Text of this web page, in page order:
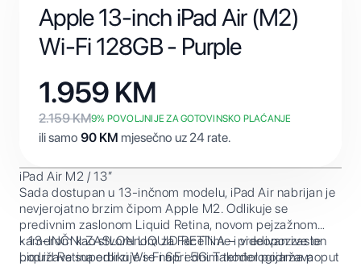
Apple 13-inch iPad Air (M2)
Wi-Fi 128GB - Purple
1.959 KM
2.159KM9% POVOLJNIJE ZA GOTOVINSKO PLAĆANJE
ili samo 90 KM mjesečno uz 24 rate.
iPad Air M2 / 13”
Sada dostupan u 13-inčnom modelu, iPad Air nabrijan je
nevjerojatno brzim čipom Apple M2. Odlikuje se
predivnim zaslonom Liquid Retina, novom pejzažnom
kamerom kao stvorenom za FaceTime i videopozive te
podržava superbrzi Wi-Fi 6E i 5G. Također podržava
• 13-INČNI ZASLON LIQUID RETINA – predivan zaslon
Liquid Retina odlikuje se naprednim tehnologijama poput